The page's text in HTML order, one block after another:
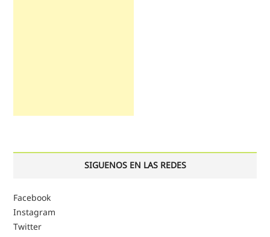
SIGUENOS EN LAS REDES
Facebook
Instagram
Twitter